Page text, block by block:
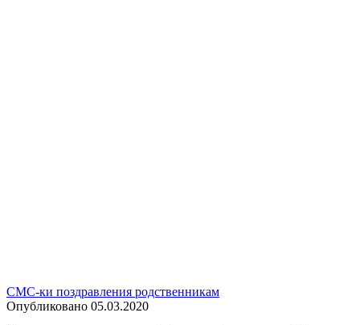
СМС-ки поздравления родственникам
Опубликовано 05.03.2020